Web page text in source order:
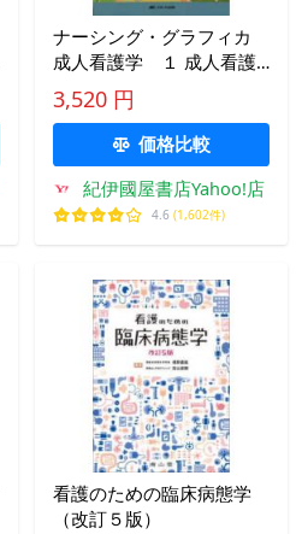
ナーシング・グラフィカ
成人看護学 １ 成人看護
学概論 （第５版）
3,520 円
価格比較
紀伊國屋書店Yahoo!店
4.6 (1,602件)
看護のための臨床病態学
（改訂５版）